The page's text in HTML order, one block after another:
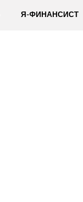
Я-ФИНАНСИСТ